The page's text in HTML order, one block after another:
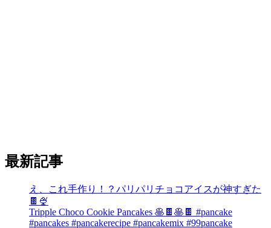
最新記事
え、これ手作り！？パリパリチョコアイスが神すぎた
🍫🍨
Tripple Choco Cookie Pancakes 🥞🍫🥞🍫 #pancake
#pancakes #pancakerecipe #pancakemix #99pancake